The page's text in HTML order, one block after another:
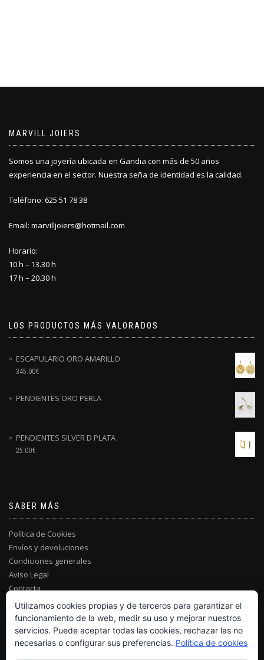
MARVILL JOIERS
Somos una joyería ubicada en Gandia con más de 50 años
experiencia en el sector. Nuestra seña de identidad es la calidad.
Teléfono: 625 51 78 38
Email: marvilljoiers@hotmail.com
Horario:
10 h – 13.30 h
17 h – 20.30 h
LOS PRODUCTOS MÁS VALORADOS
ESCAPULARIO ORO AMARILLO
345.00€
PENDIENTES ORO PERLA
PENDIENTES SILVER D PLATA
25.00€
SABER MÁS
Política de Cookies
Envíos y devoluciones
Condiciones generales
Aviso Legal
Contacta
Utilizamos cookies propias y de terceros para garantizar el
funcionamiento de la web, medir su uso y mejorar nuestros
servicios. Puede aceptar todas las cookies, rechazar las no
necesarias o configurar sus preferencias. Política de cookies